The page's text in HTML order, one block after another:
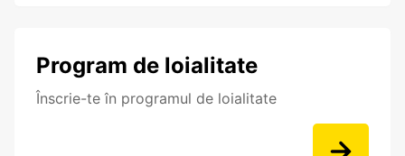
Program de loialitate
Înscrie-te în programul de loialitate